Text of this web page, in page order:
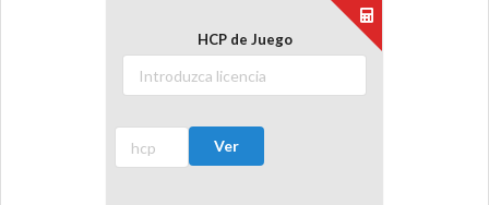
HCP de Juego
Ver